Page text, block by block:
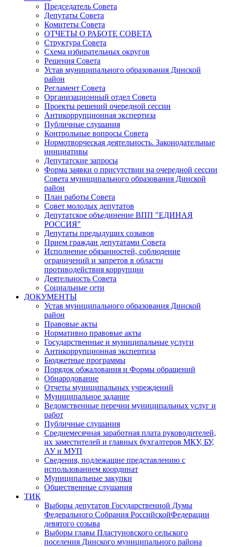
Председатель Совета
Депутаты Совета
Комитеты Совета
ОТЧЕТЫ О РАБОТЕ СОВЕТА
Структура Совета
Схема избирательных округов
Решения Совета
Устав муниципального образования Динской
район
Регламент Совета
Организационный отдел Совета
Проекты решений очередной сессии
Антикоррупционная экспертиза
Публичные слушания
Контрольные вопросы Совета
Нормотворческая деятельность. Законодательные
инициативы
Депутатские запросы
Форма заявки о присутствии на очередной сессии
Совета муниципального образования Динской
район
План работы Совета
Совет молодых депутатов
Депутатское объединение ВПП "ЕДИНАЯ
РОССИЯ"
Депутаты предыдущих созывов
Прием граждан депутатами Совета
Исполнение обязанностей, соблюдение
ограничений и запретов в области
противодействия коррупции
Деятельность Совета
Социальные сети
ДОКУМЕНТЫ
Устав муниципального образования Динской
район
Правовые акты
Нормативно правовые акты
Государственные и муниципальные услуги
Антикоррупционная экспертиза
Бюджетные программы
Порядок обжалования и Формы обращений
Обнародование
Отчеты муниципальных учреждений
Муниципальное задание
Ведомственные перечни муниципальных услуг и
работ
Публичные слушания
Среднемесячная заработная плата руководителей,
их заместителей и главных бухгалтеров МКУ, БУ,
АУ и МУП
Сведения, подлежащие представлению с
использованием координат
Муниципальные закупки
Общественные слушания
ТИК
Выборы депутатов Государственной Думы
Федерального Собрания РоссийскойФедерации
девятого созыва
Выборы главы Пластуновского сельского
поселения Динского муниципального района